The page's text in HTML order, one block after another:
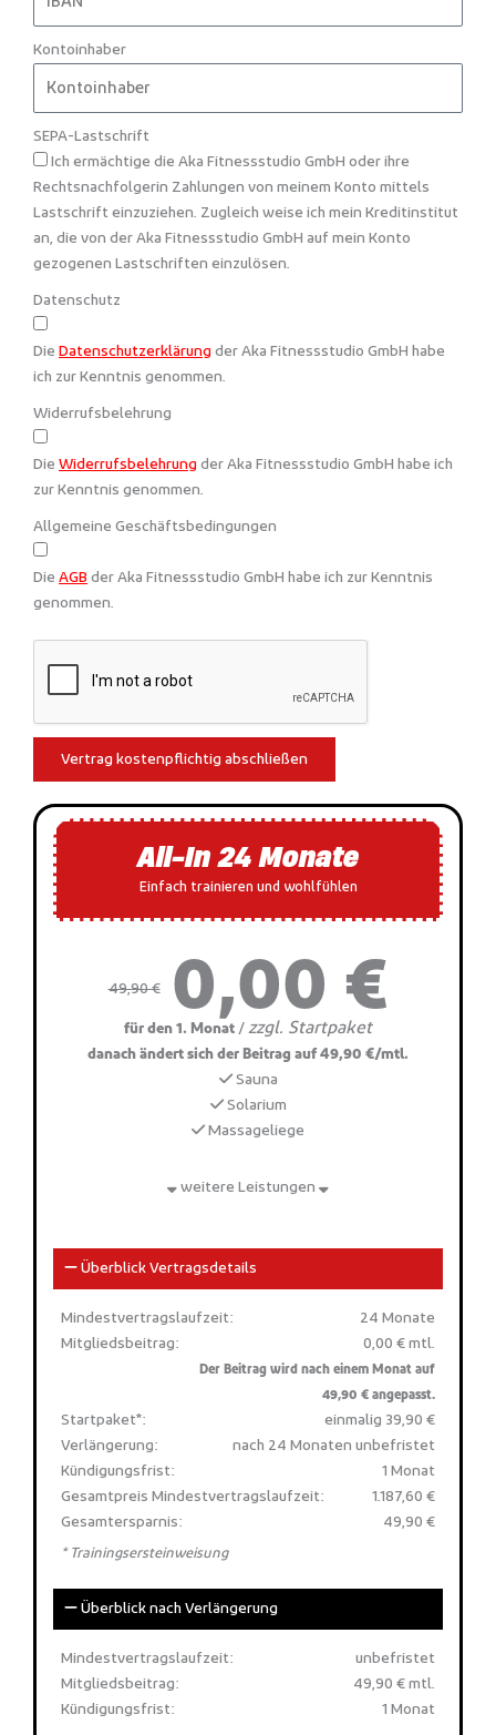
Kontoinhaber
SEPA-Lastschrift
Ich ermächtige die Aka Fitnessstudio GmbH oder ihre
Rechtsnachfolgerin Zahlungen von meinem Konto mittels
Lastschrift einzuziehen. Zugleich weise ich mein Kreditinstitut
an, die von der Aka Fitnessstudio GmbH auf mein Konto
gezogenen Lastschriften einzulösen.
Datenschutz
Die Datenschutzerklärung der Aka Fitnessstudio GmbH habe
ich zur Kenntnis genommen.
Widerrufsbelehrung
Die Widerrufsbelehrung der Aka Fitnessstudio GmbH habe ich
zur Kenntnis genommen.
Allgemeine Geschäftsbedingungen
Die AGB der Aka Fitnessstudio GmbH habe ich zur Kenntnis
genommen.
Vertrag kostenpflichtig abschließen
All-In 24 Monate
Einfach trainieren und wohlfühlen
49,90 € 0,00 €
für den 1. Monat / zzgl. Startpaket
danach ändert sich der Beitrag auf 49,90 €/mtl.
Sauna
Solarium
Massageliege
weitere Leistungen
Überblick Vertragsdetails
Mindestvertragslaufzeit:
24 Monate
Mitgliedsbeitrag:
0,00 € mtl.
Der Beitrag wird nach einem Monat auf
49,90 € angepasst.
Startpaket*:
einmalig 39,90 €
Verlängerung:
nach 24 Monaten unbefristet
Kündigungsfrist:
1 Monat
Gesamtpreis Mindestvertragslaufzeit:
1.187,60 €
Gesamtersparnis:
49,90 €
* Trainingsersteinweisung
Überblick nach Verlängerung
Mindestvertragslaufzeit:
unbefristet
Mitgliedsbeitrag:
49,90 € mtl.
Kündigungsfrist:
1 Monat